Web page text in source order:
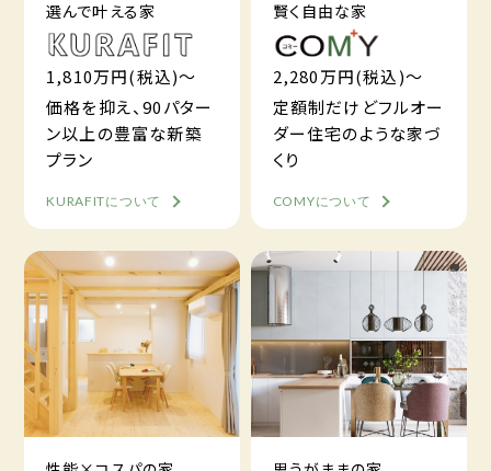
選んで叶える家
1,810万円(税込)～
価格を抑え、90パター
ン以上の豊富な新築
プラン
KURAFITについて
賢く自由な家
2,280万円(税込)～
定額制だけどフルオー
ダー住宅のような家づ
くり
COMYについて